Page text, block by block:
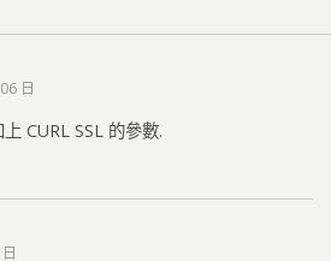
日
CURL SSL 的參數.